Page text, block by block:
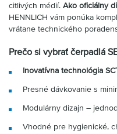
citlivých médií. Ako oficiálny
HENNLICH vám ponúka
vrátane technického
Prečo si vybrať čerpadlá
Inovatívna technológia
Presné dávkovanie s
Modulárny dizajn –
Vhodné pre hygienické,